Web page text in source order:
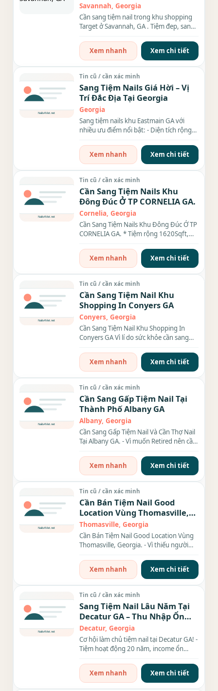
Savannah, Georgia
Cần sang tiệm nail trong khu shopping
Target ở Savannah, GA . Tiệm đep, sang
Xem nhanh
Xem chi tiết
Tin cũ / cần xác minh
Sang Tiệm Nails Giá Hời – Vị
Trí Đắc Địa Tại Georgia
Georgia
Sang tiệm nails khu Eastmain GA với
nhiều ưu điểm nổi bật: - Diện tích rộng
Xem nhanh
Xem chi tiết
Tin cũ / cần xác minh
Cần Sang Tiệm Nails Khu
Đông Đúc Ở TP CORNELIA GA.
Cornelia, Georgia
Cần Sang Tiệm Nails Khu Đông Đúc Ở TP
CORNELIA GA. * Tiệm rộng 1620Sqft,
Xem nhanh
Xem chi tiết
Tin cũ / cần xác minh
Cần Sang Tiệm Nail Khu
Shopping In Conyers GA
Conyers, Georgia
Cần Sang Tiệm Nail Khu Shopping In
Conyers GA Vì lí do sức khỏe cần sang
Xem nhanh
Xem chi tiết
Tin cũ / cần xác minh
Cần Sang Gấp Tiệm Nail Tại
Thành Phố Albany GA
Albany, Georgia
Cần Sang Gấp Tiệm Nail Và Cần Thợ Nail
Tại Albany GA. - Vì muốn Retired nên cần
Xem nhanh
Xem chi tiết
Tin cũ / cần xác minh
Cần Bán Tiệm Nail Good
Location Vùng Thomasville,
Georgia.
Thomasville, Georgia
Cần Bán Tiệm Nail Good Location Vùng
Thomasville, Georgia. - Vì thiếu người
Xem nhanh
Xem chi tiết
Tin cũ / cần xác minh
Sang Tiệm Nail Lâu Năm Tại
Decatur GA – Thu Nhập Ổn
Định, Rent Rẻ
Decatur, Georgia
Cơ hội làm chủ tiệm nail tại Decatur GA! -
Tiệm hoạt động 20 năm, income ổn
Xem nhanh
Xem chi tiết